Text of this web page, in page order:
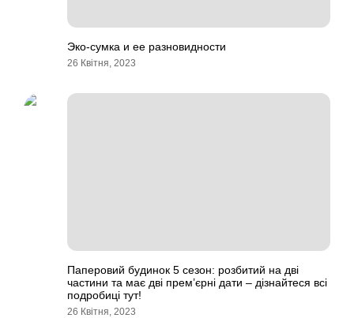
Эко-сумка и ее разновидности
26 Квітня, 2023
Паперовий будинок 5 сезон: розбитий на дві
частини та має дві прем’єрні дати – дізнайтеся всі
подробиці тут!
26 Квітня, 2023